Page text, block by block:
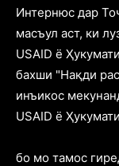
Интернюс дар
масъул аст, ки
USAID ё
бахши "Нақди
инъикос
USAID ё
бо мо тамос